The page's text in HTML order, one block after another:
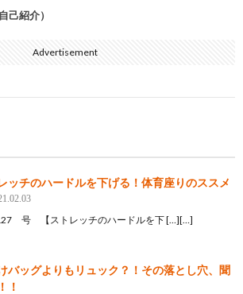
己紹介）
Advertisement
ッチのハードルを下げる！体育座りのススメ
号 【ストレッチのハードルを下 […][…]
バッグよりもリュック？！その落とし穴、聞
！